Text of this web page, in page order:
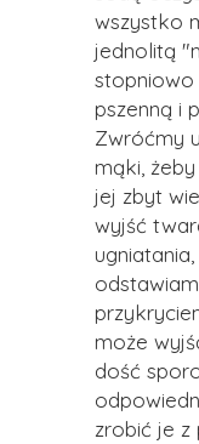
wszystko
jednolitą
stopniowo
pszenną i
Zwróćmy
mąki,
jej zbyt
wyjść
może
dość
zrobić je z